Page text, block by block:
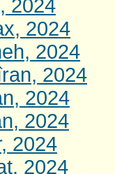
2024
2024
2024
2024
2024
2024
2024
2024